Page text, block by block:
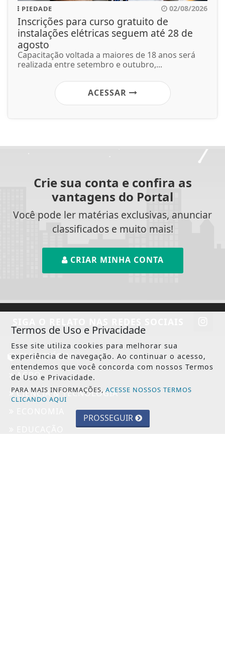
PIEDADE 02/08/2026
Inscrições para curso gratuito de
instalações elétricas seguem até 28 de
agosto
Capacitação voltada a maiores de 18 anos será
realizada entre setembro e outubro,...
ACESSAR
Crie sua conta e confira as
vantagens do Portal
Você pode ler matérias exclusivas, anunciar
classificados e muito mais!
CRIAR MINHA CONTA
EM NOTÍCIAS
AGRO
CIÊNCIA & TECNOLOGIA
Termos de Uso e Privacidade
Esse site utiliza cookies para melhorar sua
experiência de navegação. Ao continuar o acesso,
entendemos que você concorda com nossos Termos
de Uso e Privacidade.
PARA MAIS INFORMAÇÕES,ACESSE NOSSOS TERMOS
CLICANDO AQUI
PROSSEGUIR